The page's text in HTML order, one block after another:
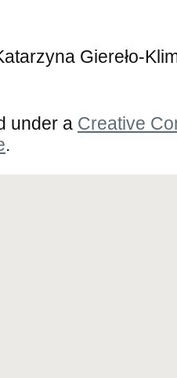
Giereło-
under a Creative
.